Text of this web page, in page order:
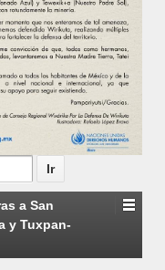
a San
y Tuxpan-